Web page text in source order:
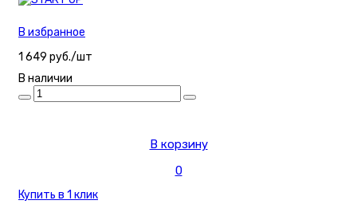
В избранное
1 649 руб./шт
В наличии
В корзину
0
Купить в 1 клик